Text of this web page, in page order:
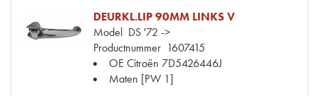
DEURKL.LIP 90MM LINKS V
Model DS '72 ->
Productnummer 1607415
OE Citroën 7D5426446J
Maten [PW 1]